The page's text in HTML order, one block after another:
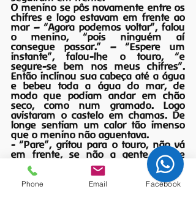
O menino se pôs novamente entre os
chifres e logo estavam em frente ao
mar – “Agora podemos voltar”, falou
o menino, “pois ninguém aí
consegue passar.” – “Espere um
instante”, falou-lhe o touro, “e
segure-se bem nos meus chifres”.
Então inclinou sua cabeça até a água
e bebeu toda a água do mar, de
modo que podiam andar em chão
seco, como num gramado. Logo
avistaram o castelo em chamas. De
longe sentiam um calor tão imenso
que o menino não aguentava.
- “Pare”, gritou para o touro, não vá
em frente, se não a gente vai se
queimar.
O touro porém chegou bem perto e
cuspiu toda a água que tinha bebido,
Phone Email Facebook